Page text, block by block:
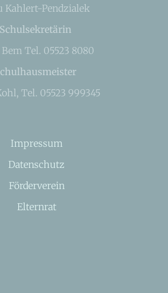
Kahlert-Pendzialek
Schulsekretärin
Tel. 05523 8080
Tel. 05523 999345
Impressum
Datenschutz
Förderverein
Elternrat